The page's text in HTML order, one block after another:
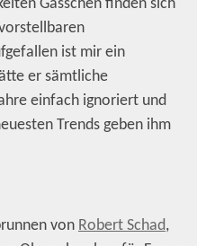
Gässchen finden sich
ist mir ein
er sämtliche
einfach ignoriert und
Trends geben ihm
von Robert Schad,